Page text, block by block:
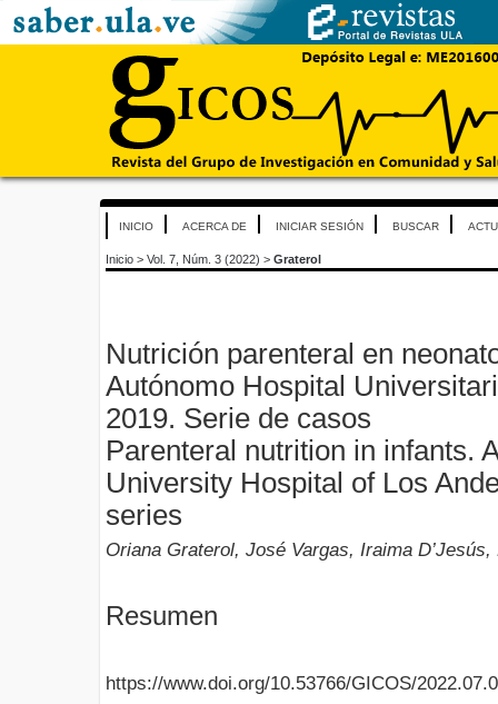
INICIO ACERCA DE INICIAR SESIÓN BUSCAR
Inicio > Vol. 7, Núm. 3 (2022) > Graterol
Nutrición parenteral en
Autónomo Hospital
2019. Serie de casos
Parenteral nutrition in infants.
University Hospital of Los
series
Oriana Graterol, José Vargas, Iraima
Resumen
https://www.doi.org/10.53766/GICOS/